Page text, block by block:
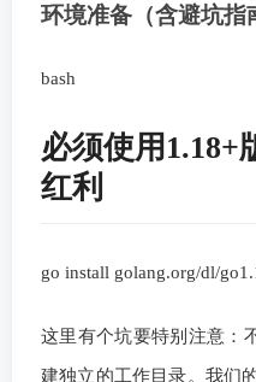
环境准备（含避坑指
bash
必须使用1.18+
红利
go install golang.org/dl/
这里有个坑要特别注意：
建独立的工作目录。我们